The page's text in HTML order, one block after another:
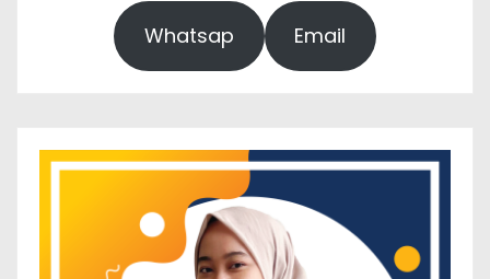
Whatsap Email